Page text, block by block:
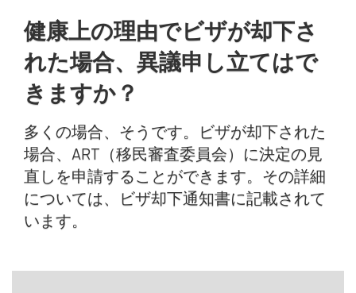
健康上の理由でビザが却下さ
れた場合、異議申し立てはで
きますか？
多くの場合、そうです。ビザが却下された
場合、ART（移民審査委員会）に決定の見
直しを申請することができます。その詳細
については、ビザ却下通知書に記載されて
います。